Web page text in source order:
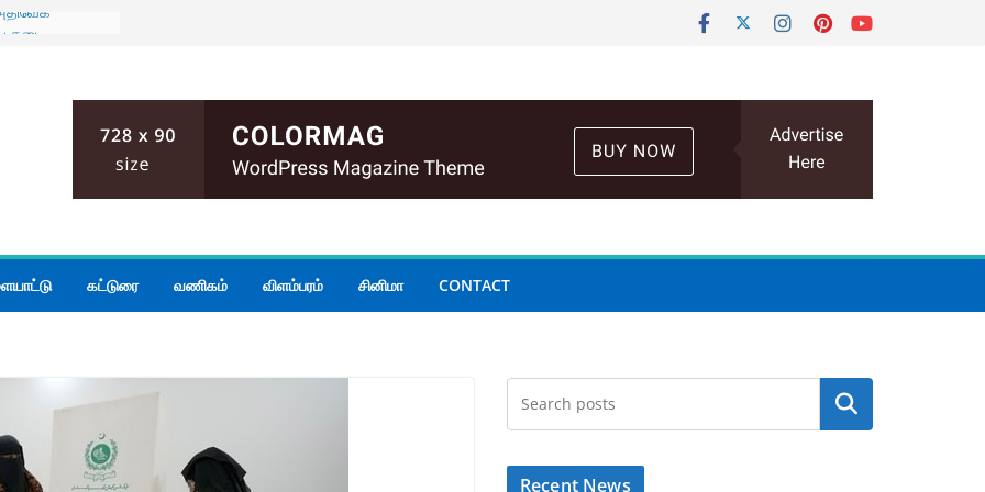
பரீட்சைத்
கட்டுரை வணிகம் விளம்பரம் சினிமா CONTACT
Search
Recent News